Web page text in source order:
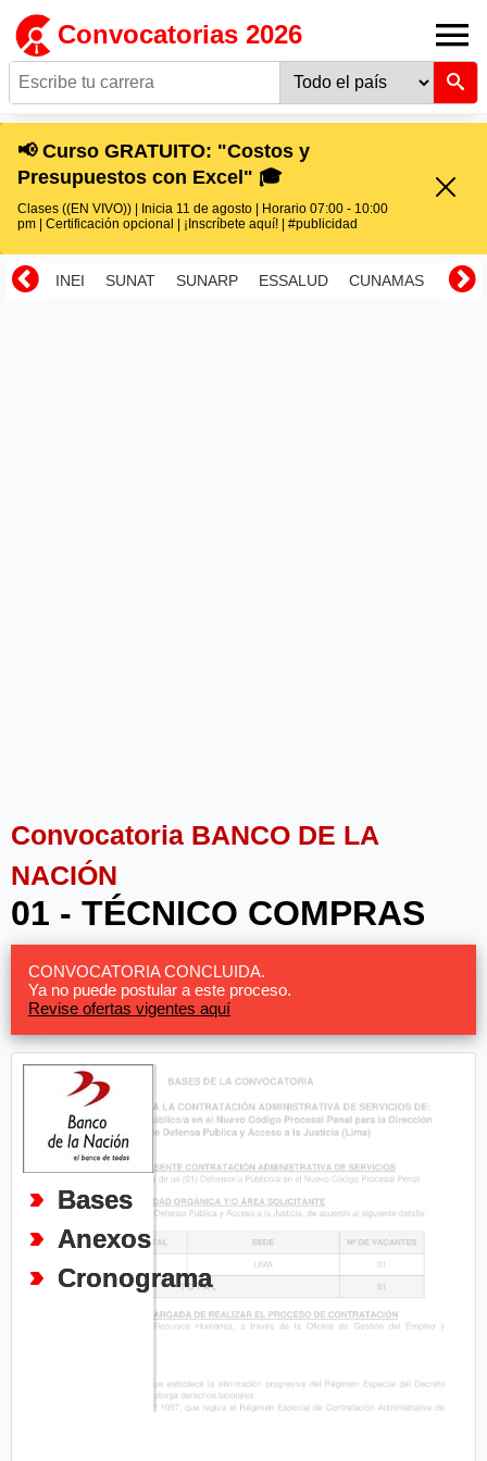
Convocatorias 2026
📢 Curso GRATUITO: "Costos y
Presupuestos con Excel" 🎓
Clases ((EN VIVO)) | Inicia 11 de agosto | Horario 07:00 - 10:00
pm | Certificación opcional | ¡Inscríbete aquí! | #publicidad
INEI SUNAT SUNARP ESSALUD CUNAMAS
Convocatoria BANCO DE LA
NACIÓN
01 - TÉCNICO COMPRAS
CONVOCATORIA CONCLUIDA.
Ya no puede postular a este proceso.
Revise ofertas vigentes aquí
Bases
Anexos
Cronograma